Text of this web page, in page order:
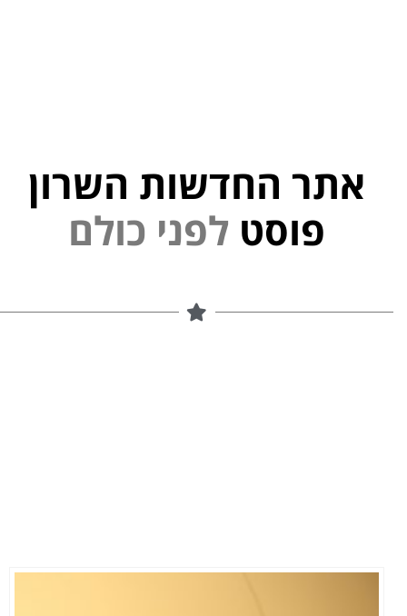
אתר החדשות השרון
פוסט